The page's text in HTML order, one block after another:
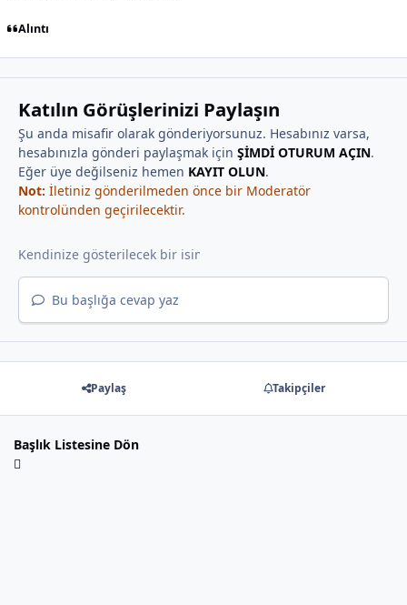
Alıntı
Katılın Görüşlerinizi Paylaşın
Şu anda misafir olarak gönderiyorsunuz. Hesabınız varsa,
hesabınızla gönderi paylaşmak için ŞİMDİ OTURUM AÇIN.
Eğer üye değilseniz hemen KAYIT OLUN.
Not: İletiniz gönderilmeden önce bir Moderatör
kontrolünden geçirilecektir.
Bu başlığa cevap yaz
Paylaş Takipçiler
Başlık Listesine Dön